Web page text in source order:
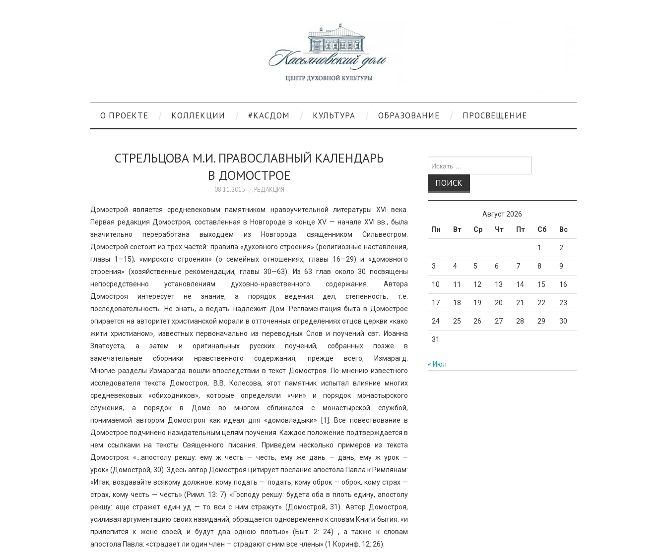
О ПРОЕКТЕ КОЛЛЕКЦИИ #КАСДОМ КУЛЬТУРА ОБРАЗОВАНИЕ ПРОСВЕЩЕНИЕ
СТРЕЛЬЦОВА М.И. ПРАВОСЛАВНЫЙ КАЛЕНДАРЬ
В ДОМОСТРОЕ
08.11.2015 РЕДАКЦИЯ
Домострой является средневековым памятником нравоучительной литературы ХVI века.
Первая редакция Домостроя, составленная в Новгороде в конце ХV — начале ХVI вв., была
значительно переработана выходцем из Новгорода священником Сильвестром.
Домострой состоит из трех частей: правила «духовного строения» (религиозные наставления,
главы 1—15); «мирского строения» (о семейных отношениях, главы 16—29) и «домовного
строения» (хозяйственные рекомендации, главы 30—63). Из 63 глав около 30 посвящены
непосредственно установлениям духовно-нравственного содержания. Автора
Домостроя интересует не знание, а порядок ведения дел, степенность, т.е.
последовательность. Не знать, а ведать надлежит Дом. Регламентация быта в Домострое
опирается на авторитет христианской морали в отточенных определениях отцов церкви «како
жити христианом», известных первоначально из переводных Слов и поучений свт. Иоанна
Златоуста, а затем и оригинальных русских поучений, собранных позже в
замечательные сборники нравственного содержания, прежде всего, Измарагд.
Многие разделы Измарагда вошли впоследствии в текст Домостроя. По мнению известного
исследователя текста Домостроя, В.В. Колесова, этот памятник испытал влияние многих
средневековых «обиходников», которые определяли «чин» и порядок монастырского
служения, а порядок в Доме во многом сближался с монастырской службой,
понимаемой автором Домостроя как идеал для «домовладыки» [1]. Все повествование в
Домострое подчинено назидательным целям поучения. Каждое положение подтверждается в
нем ссылками на тексты Священного писания. Приведем несколько примеров из текста
Домостроя: «…апостолу рекшу: ему ж честь — честь, ему же дань — дань, ему ж урок —
урок» (Домострой, 30). Здесь автор Домостроя цитирует послание апостола Павла к Римлянам:
«Итак, воздавайте всякому должное: кому подать — подать, кому оброк — оброк, кому страх —
страх, кому честь — честь» (Римл. 13: 7). «Господу рекшу: будета оба в плоть едину, апостолу
рекшу: аще стражет един уд — то вси с ним стражут» (Домострой, 31). Автор Домостроя,
усиливая аргументацию своих назиданий, обращается одновременно к словам Книги бытия: «и
прилепится к жене своей, и будут два одною плотью» (Быт. 2: 24) , а также к словам
апостола Павла: «страдает ли один член — страдают с ним все члены» (1 Коринф. 12: 26).
для:
Август 2026
Пн
Вт Ср Чт Пт Сб Вс
1 2
3 4 5 6 7 8 9
10 11 12 13 14 15 16
17 18 19 20 21 22 23
24 25 26 27 28 29 30
31
« Июл